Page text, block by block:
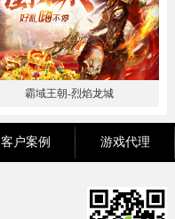
霸域王朝-烈焰龙城
客户案例 游戏代理